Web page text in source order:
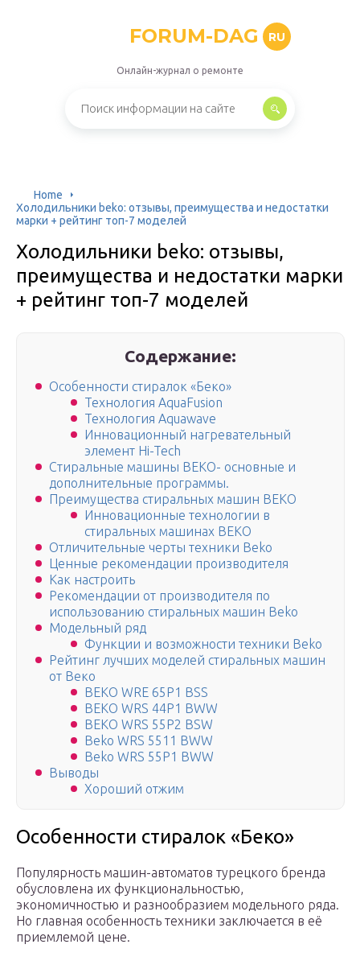
FORUM-DAG RU
Онлайн-журнал о ремонте
Home
Холодильники beko: отзывы, преимущества и недостатки
марки + рейтинг топ-7 моделей
Холодильники beko: отзывы,
преимущества и недостатки марки
+ рейтинг топ-7 моделей
Содержание:
Особенности стиралок «Беко»
Технология AquaFusion
Технология Aquawave
Инновационный нагревательный
элемент Hi-Tech
Стиральные машины BEKO- основные и
дополнительные программы.
Преимущества стиральных машин BEKO
Инновационные технологии в
стиральных машинах BEKO
Отличительные черты техники Beko
Ценные рекомендации производителя
Как настроить
Рекомендации от производителя по
использованию стиральных машин Beko
Модельный ряд
Функции и возможности техники Beko
Рейтинг лучших моделей стиральных машин
от Веко
BEKO WRE 65P1 BSS
BEKO WRS 44P1 BWW
BEKO WRS 55P2 BSW
Beko WRS 5511 BWW
Beko WRS 55P1 BWW
Выводы
Хороший отжим
Особенности стиралок «Беко»
Популярность машин-автоматов турецкого бренда
обусловлена их функциональностью,
экономичностью и разнообразием модельного ряда.
Но главная особенность техники заключается в её
приемлемой цене.